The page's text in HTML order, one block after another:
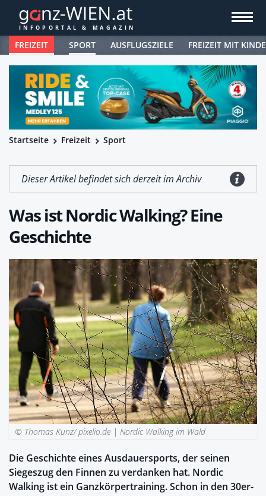
FREIZEIT SPORT AUSFLUGSZIELE FREIZEIT MIT
Startseite Freizeit Sport
Dieser Artikel befindet sich derzeit im Archiv
Was ist Nordic Walking? Eine
Geschichte
© Thomas Kunz/ pixelio.de |Nordic Walking im Wald
Die Geschichte eines Ausdauersports, der seinen
Siegeszug den Finnen zu verdanken hat. Nordic
Walking ist ein Ganzkörpertraining. Schon in den 30er-